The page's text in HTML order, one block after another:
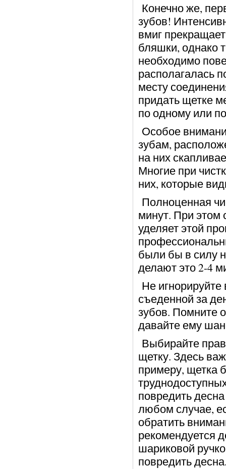
Конечно же,
зубов!
вмиг
бляшки, однако
необходимо
располагалась
месту
придать щетке
по одному или
Особое
зубам,
на них
Многие при
них, которые
Полноценная
минут. При этом
уделяет этой
были бы в силу
делают это 2-4
Не
съеденной за
зубов. Помните
давайте ему
Выбирайте
щетку. Здесь
примеру, щетка
повредить
любом случае,
обратить
рекомендуется
шариковой
повредить